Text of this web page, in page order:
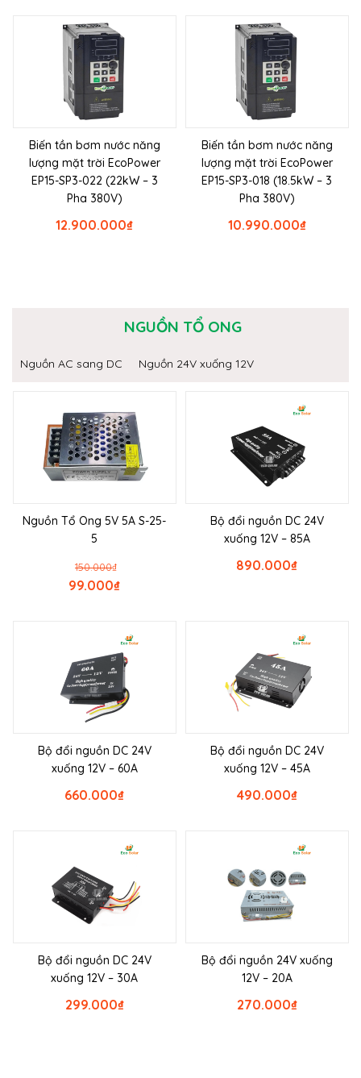
Biến tần bơm nước năng
lượng mặt trời EcoPower
EP15-SP3-022 (22kW – 3
Pha 380V)
₫
12.900.000
Biến tần bơm nước năng
lượng mặt trời EcoPower
EP15-SP3-018 (18.5kW – 3
Pha 380V)
₫
10.990.000
NGUỒN TỔ ONG
Nguồn AC sang DC Nguồn 24V xuống 12V
Nguồn Tổ Ong 5V 5A S-25-
5
₫
150.000
₫
99.000
Bộ đổi nguồn DC 24V
xuống 12V – 85A
₫
890.000
Bộ đổi nguồn DC 24V
xuống 12V – 60A
₫
660.000
Bộ đổi nguồn DC 24V
xuống 12V – 45A
₫
490.000
Bộ đổi nguồn DC 24V
xuống 12V – 30A
₫
299.000
Bộ đổi nguồn 24V xuống
12V – 20A
₫
270.000